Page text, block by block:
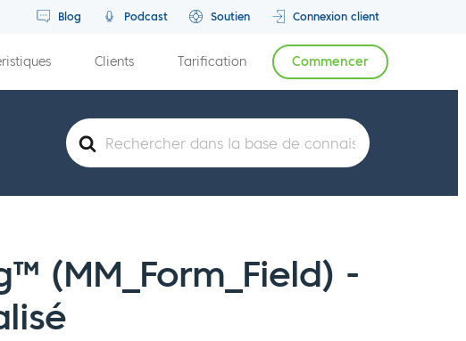
Blog Podcast Soutien Connexion client
Clients Tarification Commencer
Rechercher
(MM_Form_Field) -